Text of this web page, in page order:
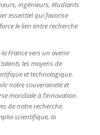
ingénieurs, étudiants
essentiel qui favorise
le lien entre recherche
France vers un avenir
les moyens de
et technologique.
notre souveraineté et
mondiale à l’innovation.
de notre recherche.
scientifique, la